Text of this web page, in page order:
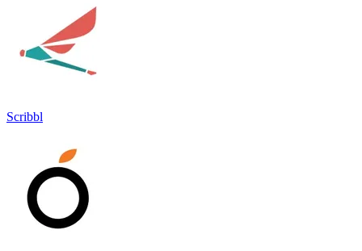
Scribbl